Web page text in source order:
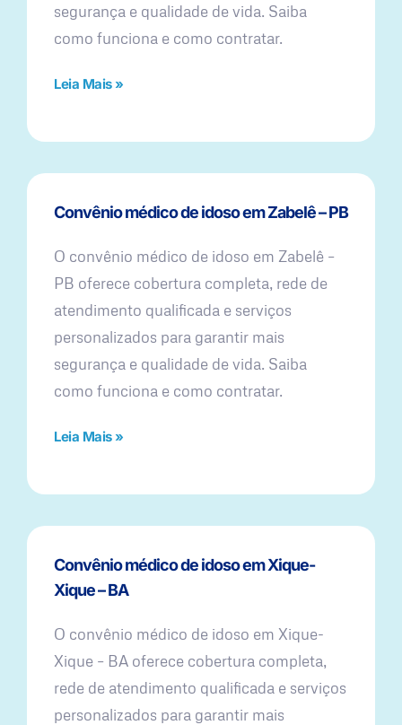
segurança e qualidade de vida. Saiba
como funciona e como contratar.
Leia Mais »
Convênio médico de idoso em Zabelê – PB
O convênio médico de idoso em Zabelê –
PB oferece cobertura completa, rede de
atendimento qualificada e serviços
personalizados para garantir mais
segurança e qualidade de vida. Saiba
como funciona e como contratar.
Leia Mais »
Convênio médico de idoso em Xique-
Xique – BA
O convênio médico de idoso em Xique-
Xique – BA oferece cobertura completa,
rede de atendimento qualificada e serviços
personalizados para garantir mais